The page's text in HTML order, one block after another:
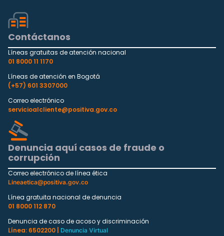
Contáctanos
Líneas gratuitas de atención nacional
01 8000 11 1170
Líneas de atención en Bogotá
(+57) 601 3307000
Correo electrónico
servicioalcliente@positiva.gov.co
Denuncia aquí casos de fraude o
corrupción
Correo electrónico de línea ética
Lineaetica@positiva.gov.co
Línea gratuita nacional de denuncia
01 8000 112 870
Denuncia de caso de acoso y discriminación
Línea: 6502200 |
Denuncia Virtual